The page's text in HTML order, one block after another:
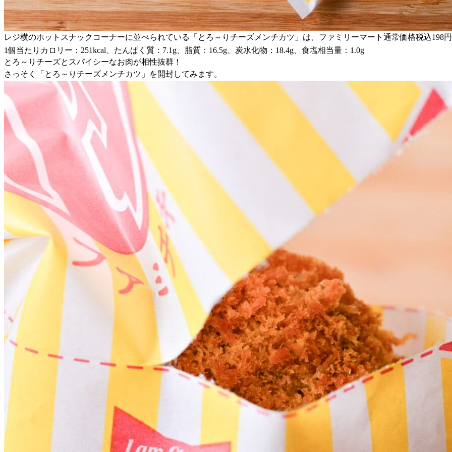
レジ横のホットスナックコーナーに並べられている「とろ～りチーズメンチカツ」は、ファミリーマート通常価格税込198
1個当たりカロリー：251kcal、たんぱく質：7.1g、脂質：16.5g、炭水化物：18.4g、食塩相当量：1.0g
とろ～りチーズとスパイシーなお肉が相性抜群！
さっそく「とろ～りチーズメンチカツ」を開封してみます。